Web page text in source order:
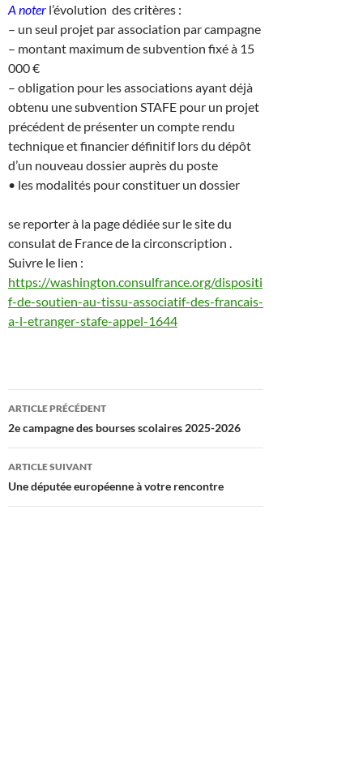
A noter l’évolution des critères :
– un seul projet par association par campagne
– montant maximum de subvention fixé à 15
000 €
– obligation pour les associations ayant déjà
obtenu une subvention STAFE pour un projet
précédent de présenter un compte rendu
technique et financier définitif lors du dépôt
d’un nouveau dossier auprès du poste
• les modalités pour constituer un dossier
se reporter à la page dédiée sur le site du
consulat de France de la circonscription .
Suivre le lien :
https://washington.consulfrance.org/dispositi
f-de-soutien-au-tissu-associatif-des-francais-
a-l-etranger-stafe-appel-1644
Navigation
des
articles
ARTICLE PRÉCÉDENT
2e campagne des bourses scolaires 2025-2026
ARTICLE SUIVANT
Une députée européenne à votre rencontre